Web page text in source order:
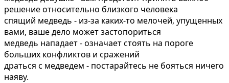
решение относительно близкого человека
спящий медведь - из-за каких-то мелочей, упущенных
вами, ваше дело может застопориться
медведь нападает - означает стоять на пороге
больших конфликтов и сражений
драться с медведем - постарайтесь не бояться ничего
наяву.